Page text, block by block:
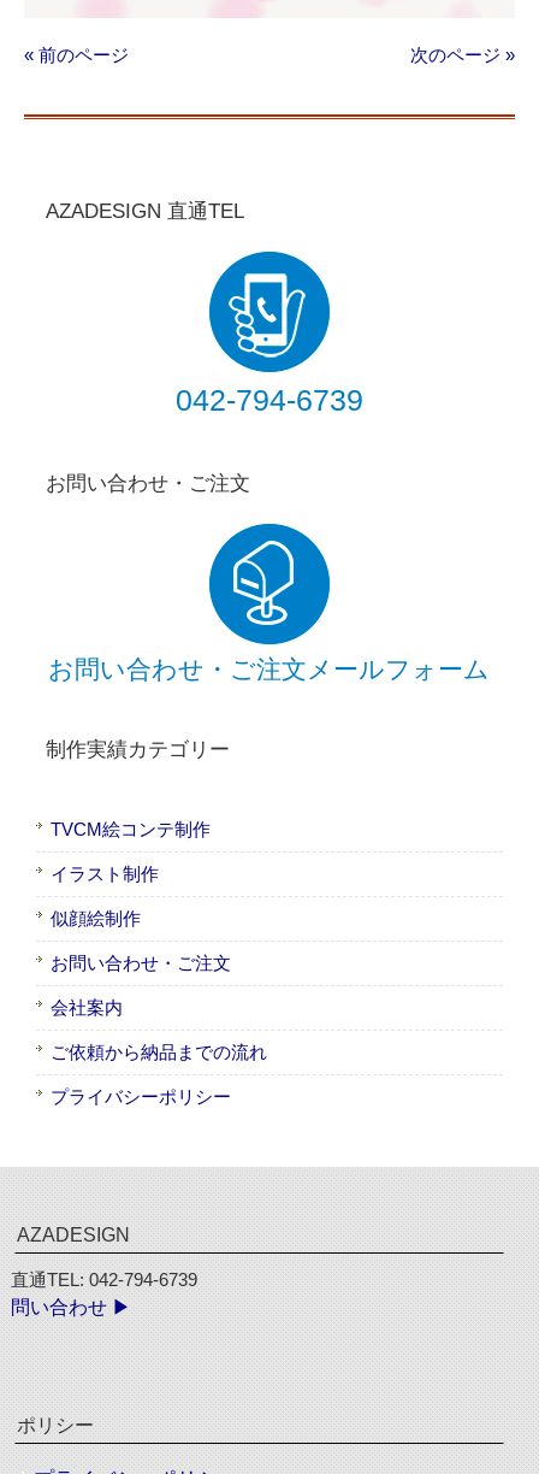
« 前のページ 次のページ »
AZADESIGN 直通TEL
042-794-6739
お問い合わせ・ご注文
お問い合わせ・ご注文メールフォーム
制作実績カテゴリー
TVCM絵コンテ制作
イラスト制作
似顔絵制作
お問い合わせ・ご注文
会社案内
ご依頼から納品までの流れ
プライバシーポリシー
AZADESIGN
直通TEL: 042-794-6739
問い合わせ ▶︎
ポリシー